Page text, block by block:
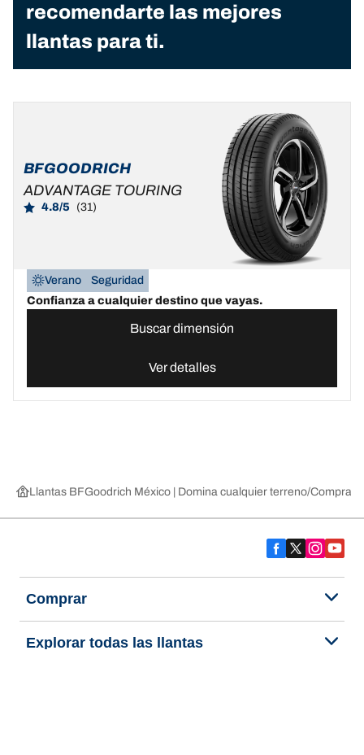
recomendarte las mejores
llantas para ti.
BFGOODRICH
ADVANTAGE TOURING
4.8/5 (31)
Verano
Seguridad
Confianza a cualquier destino que vayas.
Buscar dimensión
Ver detalles
Llantas BFGoodrich México | Domina cualquier terreno Compra
Comprar
Explorar todas las llantas